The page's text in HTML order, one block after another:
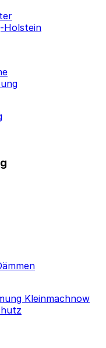
Holstein
Kleinmachnow